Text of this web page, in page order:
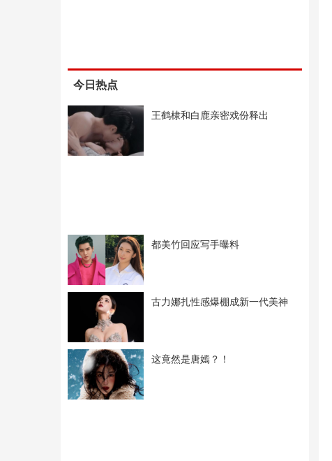
今日热点
王鹤棣和白鹿亲密戏份释出
都美竹回应写手曝料
古力娜扎性感爆棚成新一代美神
这竟然是唐嫣？！